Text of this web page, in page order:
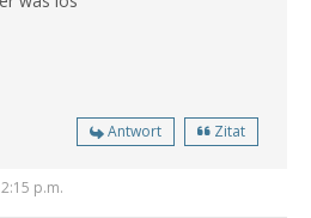
Antwort Zitat
p.m.